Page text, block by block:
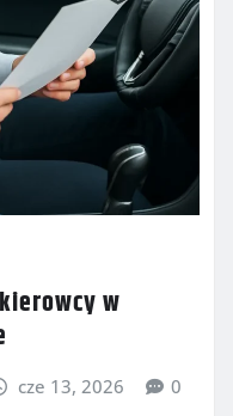
w
cze 13, 2026 0